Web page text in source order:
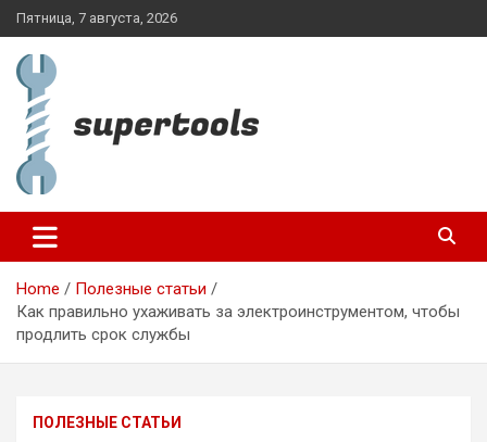
Skip
to
content
Пятница, 7 августа, 2026
supertools.com.ua
Home
Полезные статьи
Как правильно ухаживать за электроинструментом, чтобы
продлить срок службы
ПОЛЕЗНЫЕ СТАТЬИ